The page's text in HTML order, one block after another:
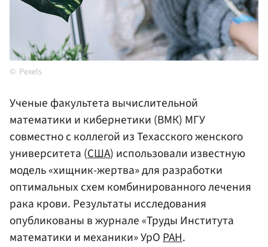
Pexels
Ученые факультета вычислительной
математики и кибернетики (ВМК) МГУ
совместно с коллегой из Техасского женского
университета (США) использовали известную
модель «хищник-жертва» для разработки
оптимальных схем комбинированного лечения
рака крови. Результаты исследования
опубликованы в журнале «Труды Института
математики и механики» УрОРАН.